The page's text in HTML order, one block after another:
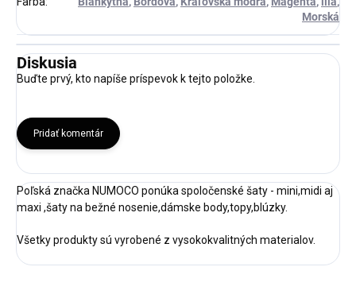
Morská
Diskusia
Buďte prvý, kto napíše príspevok k tejto položke.
Pridať komentár
Poľská značka NUMOCO ponúka spoločenské šaty - mini,midi aj
maxi ,šaty na bežné nosenie,dámske body,topy,blúzky.
Všetky produkty sú vyrobené z vysokokvalitných materialov.